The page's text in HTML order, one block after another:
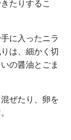
たりするこ
に入ったニラ
は、細かく切
の醤油とごま
ぜたり、卵を